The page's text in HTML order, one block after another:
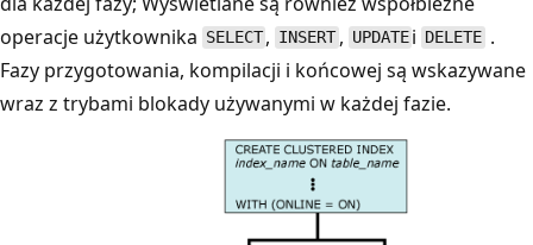
operacje użytkownika SELECT , INSERT , UPDATE i DELETE .
Fazy przygotowania, kompilacji i końcowej są wskazywane
wraz z trybami blokady używanymi w każdej fazie.